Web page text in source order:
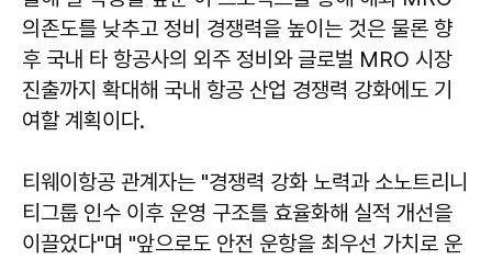
의존도를 낮추고 정비 경쟁력을 높이는 것은 물론 향
후 국내 타 항공사의 외주 정비와 글로벌 MRO 시장
진출까지 확대해 국내 항공 산업 경쟁력 강화에도 기
여할 계획이다.
티웨이항공 관계자는 "경쟁력 강화 노력과 소노트리니
티그룹 인수 이후 운영 구조를 효율화해 실적 개선을
이끌었다"며 "앞으로도 안전 운항을 최우선 가치로 운